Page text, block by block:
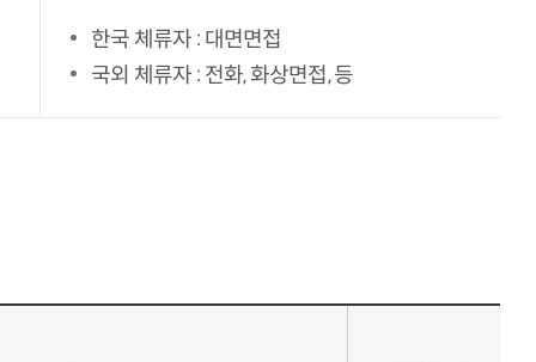
한국 체류자 : 대면면접
국외 체류자 : 전화, 화상면접, 등